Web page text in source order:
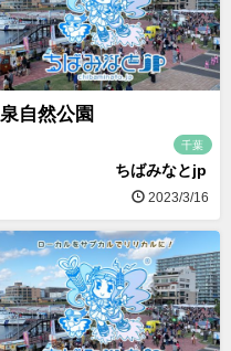
泉自然公園
千葉
ちばみなとjp
2023/3/16